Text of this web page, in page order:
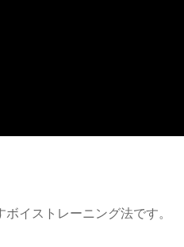
イストレーニング法です。